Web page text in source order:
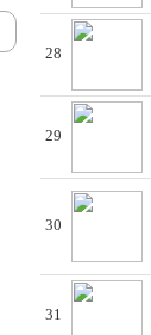
28
29
30
31